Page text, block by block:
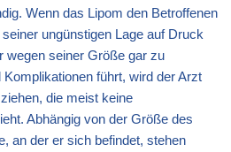
Wenn das Lipom den Betroffenen
ungünstigen Lage auf Druck
wegen seiner Größe gar zu
führt, wird der Arzt
die meist keine
Abhängig von der Größe des
an der er sich befindet, stehen